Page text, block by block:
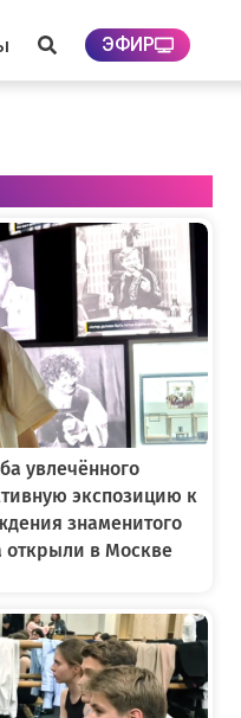
ЭФИР
увлечённого
экспозицию к
знаменитого
открыли в Москве